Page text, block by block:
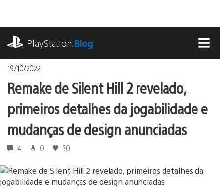
o
conteúdo
PlayStation.Blog
19/10/2022
Remake de Silent Hill 2 revelado,
primeiros detalhes da jogabilidade e
mudanças de design anunciadas
4 0 30